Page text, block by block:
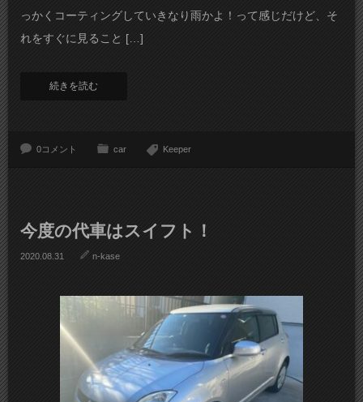
っかくコーティングしていきなり雨かよ！って感じだけど、そ
れをすぐに見ること […]
続きを読む
0コメント car Keeper
今度の代車はスイフト！
2020.08.31 n-kase